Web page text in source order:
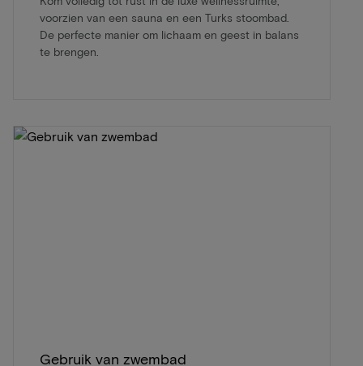
voorzien van een sauna en een Turks stoombad.
De perfecte manier om lichaam en geest in balans
te brengen.
Gebruik van zwembad